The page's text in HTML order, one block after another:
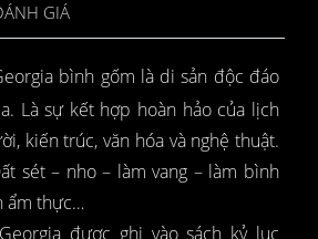
GIÁ
bình gốm là di sản độc đáo
Là sự kết hợp hoàn hảo của lịch
kiến trúc, văn hóa và nghệ thuật.
sét – nho – làm vang – làm bình
ẩm thực…
được ghi vào sách kỷ lục